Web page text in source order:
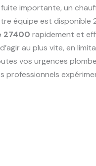
importante, un
équipe est
27400 rapidement et
au plus vite, en
vos urgences
professionnels